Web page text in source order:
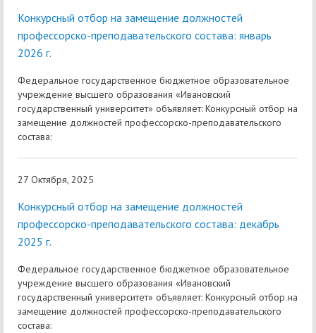
Конкурсный отбор на замещение должностей
профессорско-преподавательского состава: январь
2026 г.
Федеральное государственное бюджетное образовательное
учреждение высшего образования «Ивановский
государственный университет» объявляет: Конкурсный отбор на
замещение должностей профессорско-преподавательского
состава:
27 Октября, 2025
Конкурсный отбор на замещение должностей
профессорско-преподавательского состава: декабрь
2025 г.
Федеральное государственное бюджетное образовательное
учреждение высшего образования «Ивановский
государственный университет» объявляет: Конкурсный отбор на
замещение должностей профессорско-преподавательского
состава: